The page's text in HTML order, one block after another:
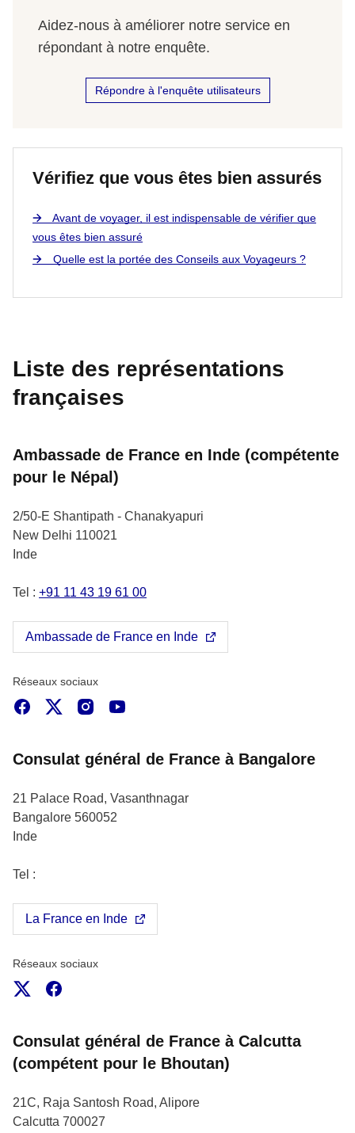
Aidez-nous à améliorer notre service en
répondant à notre enquête.
Répondre à l'enquête utilisateurs
Vérifiez que vous êtes bien assurés
Avant de voyager, il est indispensable de vérifier que
vous êtes bien assuré
Quelle est la portée des Conseils aux Voyageurs ?
Liste des représentations
françaises
Ambassade de France en Inde (compétente
pour le Népal)
2/50-E Shantipath - Chanakyapuri
New Delhi 110021
Inde
Tel : +91 11 43 19 61 00
Ambassade de France en Inde
Réseaux sociaux
Facebook
X Instagram
Consulat général de France à Bangalore
21 Palace Road, Vasanthnagar
Bangalore 560052
Inde
Tel :
La France en Inde
Réseaux sociaux
X
Consulat général de France à Calcutta
(compétent pour le Bhoutan)
21C, Raja Santosh Road, Alipore
Calcutta 700027